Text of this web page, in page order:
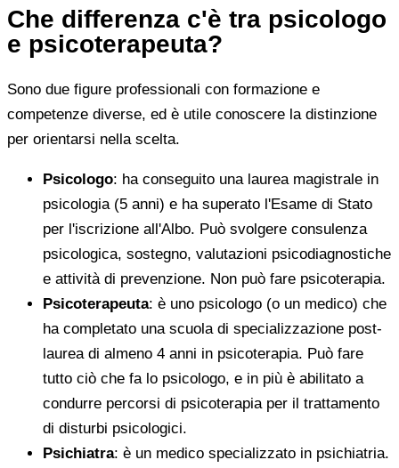
Che differenza c'è tra psicologo
e psicoterapeuta?
Sono due figure professionali con formazione e
competenze diverse, ed è utile conoscere la distinzione
per orientarsi nella scelta.
Psicologo: ha conseguito una laurea magistrale in
psicologia (5 anni) e ha superato l'Esame di Stato
per l'iscrizione all'Albo. Può svolgere consulenza
psicologica, sostegno, valutazioni psicodiagnostiche
e attività di prevenzione. Non può fare psicoterapia.
Psicoterapeuta: è uno psicologo (o un medico) che
ha completato una scuola di specializzazione post-
laurea di almeno 4 anni in psicoterapia. Può fare
tutto ciò che fa lo psicologo, e in più è abilitato a
condurre percorsi di psicoterapia per il trattamento
di disturbi psicologici.
Psichiatra: è un medico specializzato in psichiatria.